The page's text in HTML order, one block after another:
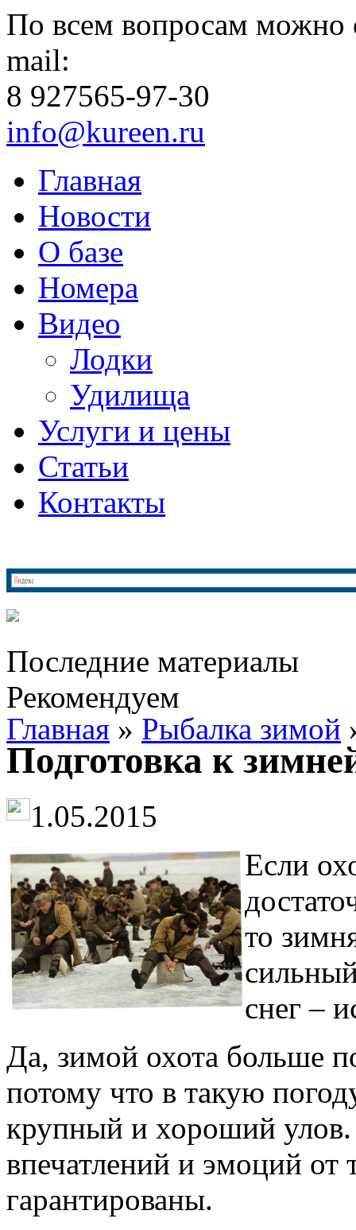
По всем вопросам можно
mail:
8 927565-97-30
info@kureen.ru
Главная
Новости
О базе
Номера
Видео
Лодки
Удилища
Услуги и цены
Статьи
Контакты
Последние материалы
Рекомендуем
Главная » Рыбалка зимой
Подготовка к
1.05.2015
Если
то
снег –
Да, зимой охота больше
потому что в такую
крупный и хороший улов.
впечатлений и эмоций
гарантированы.